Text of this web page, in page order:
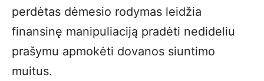
perdėtas dėmesio rodymas leidžia
finansinę manipuliaciją pradėti nedideliu
prašymu apmokėti dovanos siuntimo
muitus.